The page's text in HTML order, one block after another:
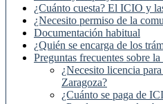
¿Cuánto cuesta? El ICIO y
¿Necesito permiso de la
Documentación habitual
¿Quién se encarga de los
Preguntas frecuentes sobre
¿Necesito licencia
Zaragoza?
¿Cuánto se paga de